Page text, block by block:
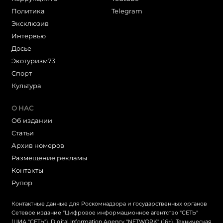
Политика
Эксклюзив
Интервью
Досье
Экотуризм73
Cпорт
Культура
Telegram
О НАС
Об издании
Статьи
Архив номеров
Размещение рекламы
Контакты
Рупор
Контактные данные для Роскомнадзора и государственных органов
Сетевое издание "Цифровое информационное агентство "СЕТЬ"